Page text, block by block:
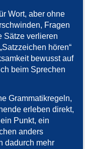
Wort, aber ohne
Fragen
Sätze verlieren
hören“
bewusst auf
beim Sprechen
Grammatikregeln,
erleben direkt,
Punkt, ein
anders
dadurch mehr